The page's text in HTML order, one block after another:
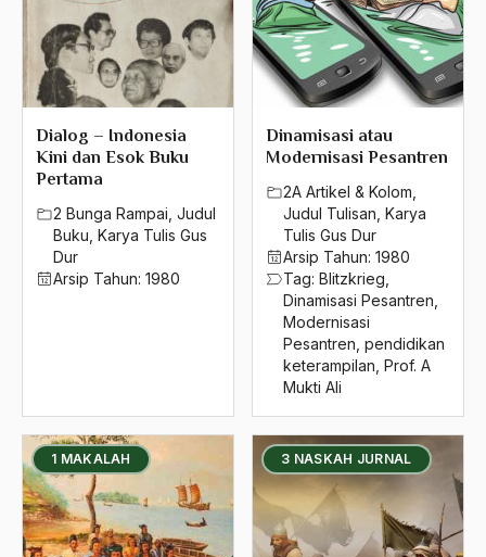
Dialog – Indonesia
Kini dan Esok Buku
Pertama
2 Bunga Rampai Judul
Buku Karya Tulis Gus
Dur
Arsip Tahun: 1980
Dinamisasi atau
Modernisasi Pesantren
2A Artikel & Kolom
Judul Tulisan Karya
Tulis Gus Dur
Arsip Tahun: 1980
Tag: Blitzkrieg
Dinamisasi Pesantren
Modernisasi
Pesantren pendidikan
keterampilan Prof. A
Mukti Ali
1 MAKALAH 3 NASKAH JURNAL